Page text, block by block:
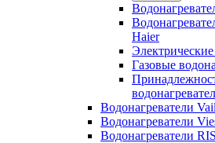
Haier
Газовые
Водонагреватели
Водонагреватели
Водонагреватели